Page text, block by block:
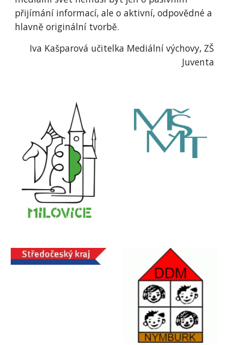
přijímání informací, ale o aktivní, odpovědné a
hlavně originální tvorbě.
Iva Kašparová učitelka Mediální výchovy, ZŠ
Juventa